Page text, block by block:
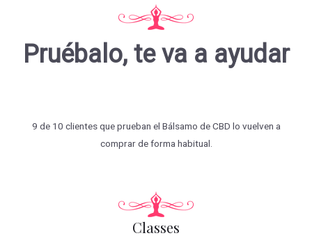
Pruébalo, te va a ayudar
9 de 10 clientes que prueban el Bálsamo de CBD lo vuelven a
comprar de forma habitual.
Classes